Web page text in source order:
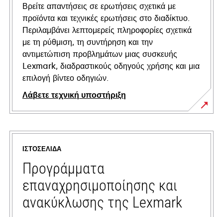
Βρείτε απαντήσεις σε ερωτήσεις σχετικά με
προϊόντα και τεχνικές ερωτήσεις στο διαδίκτυο.
Περιλαμβάνει λεπτομερείς πληροφορίες σχετικά
με τη ρύθμιση, τη συντήρηση και την
αντιμετώπιση προβλημάτων μιας συσκευής
Lexmark, διαδραστικούς οδηγούς χρήσης και μια
επιλογή βίντεο οδηγιών.
Λάβετε τεχνική υποστήριξη
opens
in
new
tab
ΙΣΤΟΣΕΛΊΔΑ
Προγράμματα
επαναχρησιμοποίησης και
ανακύκλωσης της Lexmark